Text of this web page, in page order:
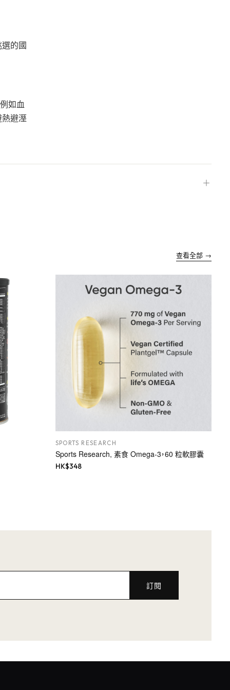
選的國
如血
熱避溼
＋
查看全部 →
SPORTS RESEARCH
Sports Research, 素食 Omega-3，60 粒軟膠囊
HK$348
訂閱